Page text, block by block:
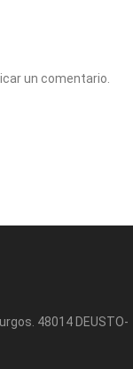
un comentario.
48014 DEUSTO-